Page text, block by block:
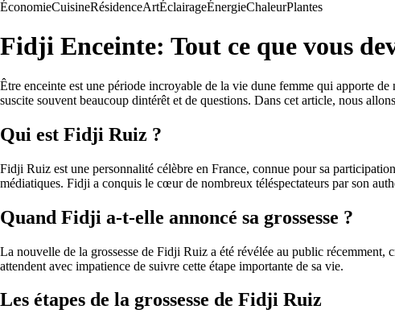
ÉconomieCuisineRésidenceArtÉclairageÉnergieChaleurPlantes
Fidji Enceinte: Tout ce que vous
Être enceinte est une période incroyable de la vie dune femme qui apporte
suscite souvent beaucoup dintérêt et de questions. Dans cet article, nous
Qui est Fidji Ruiz ?
Fidji Ruiz est une personnalité célèbre en France, connue pour sa
médiatiques. Fidji a conquis le cœur de nombreux téléspectateurs par son
Quand Fidji a-t-elle annoncé sa grossesse ?
La nouvelle de la grossesse de Fidji Ruiz a été révélée au public récemment,
attendent avec impatience de suivre cette étape importante de sa vie.
Les étapes de la grossesse de Fidji Ruiz